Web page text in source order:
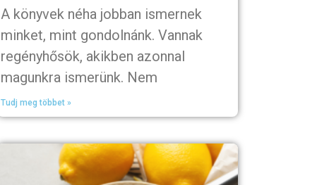
A könyvek néha jobban ismernek
minket, mint gondolnánk. Vannak
regényhősök, akikben azonnal
magunkra ismerünk. Nem
Tudj meg többet »